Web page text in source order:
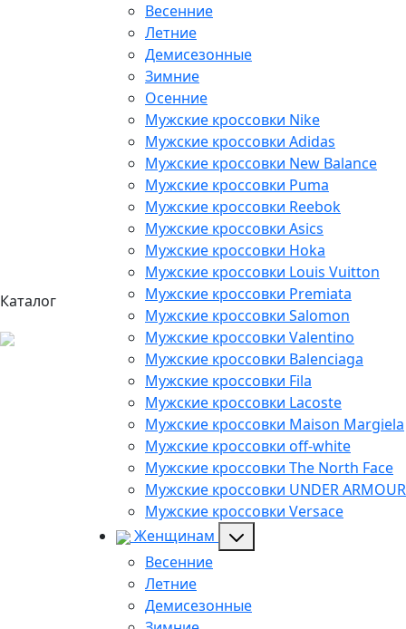
Каталог
Весенние
Летние
Демисезонные
Зимние
Осенние
Мужские кроссовки Nike
Мужские кроссовки Adidas
Мужские кроссовки New Balance
Мужские кроссовки Puma
Мужские кроссовки Reebok
Мужские кроссовки Asics
Мужские кроссовки Hoka
Мужские кроссовки Louis Vuitton
Мужские кроссовки Premiata
Мужские кроссовки Salomon
Мужские кроссовки Valentino
Мужские кроссовки Balenciaga
Мужские кроссовки Fila
Мужские кроссовки Lacoste
Мужские кроссовки Maison Margiela
Мужские кроссовки off-white
Мужские кроссовки The North Face
Мужские кроссовки UNDER ARMOUR
Мужские кроссовки Versace
Женщинам
Весенние
Летние
Демисезонные